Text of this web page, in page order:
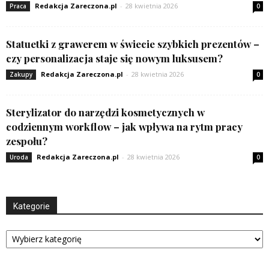
Praca Redakcja Zareczona.pl - 28 kwietnia 2026 0
Statuetki z grawerem w świecie szybkich prezentów –
czy personalizacja staje się nowym luksusem?
Zakupy Redakcja Zareczona.pl - 28 kwietnia 2026 0
Sterylizator do narzędzi kosmetycznych w
codziennym workflow – jak wpływa na rytm pracy
zespołu?
Uroda Redakcja Zareczona.pl - 28 kwietnia 2026 0
Kategorie
Kategorie